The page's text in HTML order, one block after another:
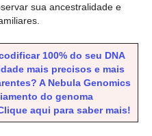
sua ancestralidade e
100% do seu DNA
mais precisos e mais
A Nebula Genomics
do genoma
aqui para saber mais!